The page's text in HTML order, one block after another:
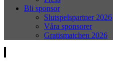
Bli sponsor
Slutspelspartner 2026
Våra sponsorer
Gratismatchen 2026